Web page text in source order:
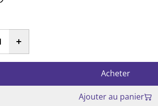
Acheter
Ajouter au panier